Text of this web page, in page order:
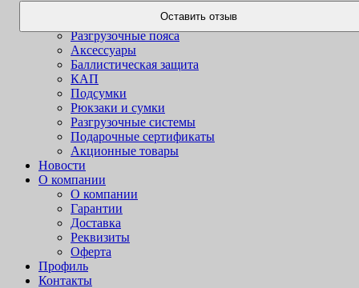
Разгрузочные пояса
Аксессуары
Баллистическая защита
КАП
Подсумки
Рюкзаки и сумки
Разгрузочные системы
Подарочные сертификаты
Акционные товары
Новости
О компании
О компании
Гарантии
Доставка
Реквизиты
Оферта
Профиль
Контакты
Оставить отзыв